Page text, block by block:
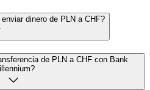
dinero de PLN a CHF?
de PLN a CHF con Bank